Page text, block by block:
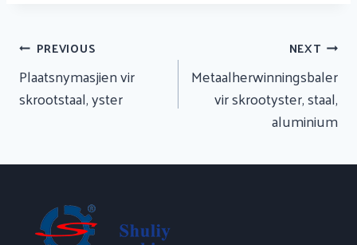
Artikel
Navigasie
PREVIOUS
Plaatsnymasjien vir
skrootstaal, yster
NEXT
Metaalherwinningsbaler
vir skrootyster, staal,
aluminium